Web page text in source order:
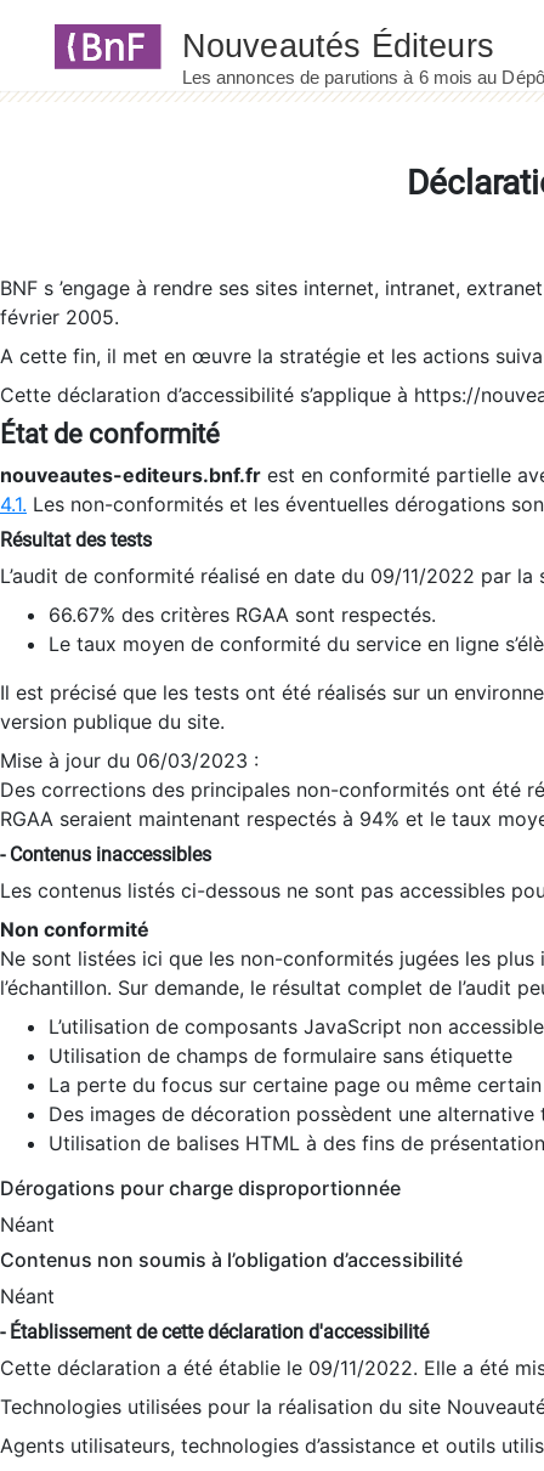
BNF s ’engage à rendre ses sites internet, intranet,
février 2005.
A cette fin, il met en œuvre la stratégie et les actions
Cette déclaration d’accessibilité s’applique à https://
État de conformité
nouveautes-editeurs.bnf.fr est en conformité partielle
4.1. Les non-conformités et les éventuelles dérogations
Résultat des tests
L’audit de conformité réalisé en date du 09/11/2022 par
66.67% des critères RGAA sont respectés.
Le taux moyen de conformité du service en ligne
Il est précisé que les tests ont été réalisés sur un
version publique du site.
Mise à jour du 06/03/2023 :
Des corrections des principales non-conformités ont été
RGAA seraient maintenant respectés à 94% et le taux
- Contenus inaccessibles
Les contenus listés ci-dessous ne sont pas accessibles
Non conformité
Ne sont listées ici que les non-conformités jugées les
l’échantillon. Sur demande, le résultat complet de l’audit
L’utilisation de composants JavaScript non
Utilisation de champs de formulaire sans étiquette
La perte du focus sur certaine page ou même
Des images de décoration possèdent une alternative
Utilisation de balises HTML à des fins de
Dérogations pour charge disproportionnée
Néant
Contenus non soumis à l’obligation d’accessibilité
Néant
- Établissement de cette déclaration d'accessibilité
Cette déclaration a été établie le 09/11/2022. Elle a été
Technologies utilisées pour la réalisation du site
Agents utilisateurs, technologies d’assistance et outils